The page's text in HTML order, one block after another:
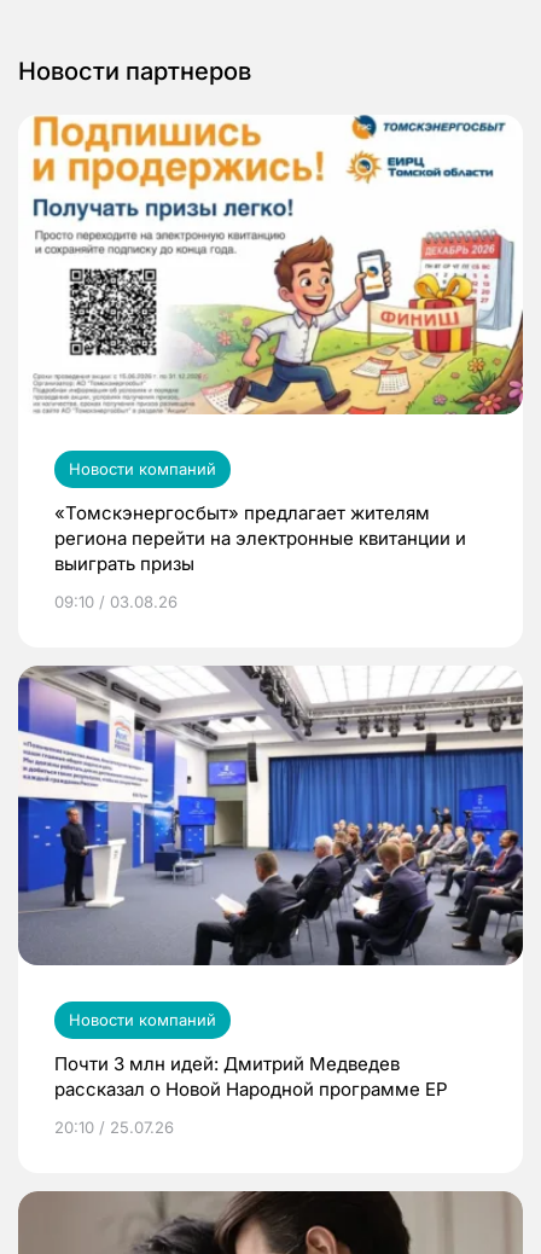
Новости партнеров
Новости компаний
«Томскэнергосбыт» предлагает жителям
региона перейти на электронные квитанции и
выиграть призы
09:10 / 03.08.26
Новости компаний
Почти 3 млн идей: Дмитрий Медведев
рассказал о Новой Народной программе ЕР
20:10 / 25.07.26